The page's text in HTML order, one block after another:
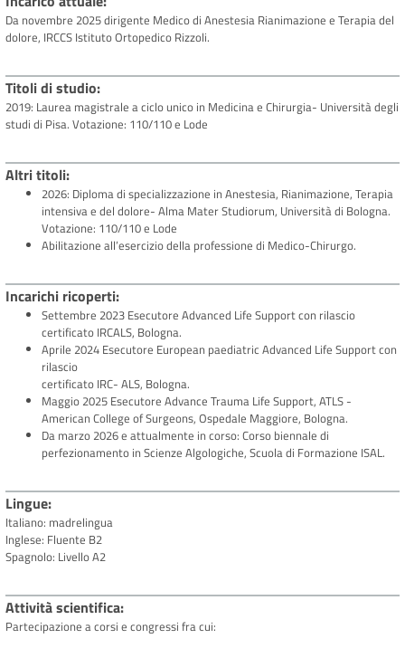
Da novembre 2025 dirigente Medico di Anestesia Rianimazione e Terapia del
dolore, IRCCS Istituto Ortopedico Rizzoli.
Titoli di studio
2019: Laurea magistrale a ciclo unico in Medicina e Chirurgia- Università degli
studi di Pisa. Votazione: 110/110 e Lode
Altri titoli
2026: Diploma di specializzazione in Anestesia, Rianimazione, Terapia
intensiva e del dolore- Alma Mater Studiorum, Università di Bologna.
Votazione: 110/110 e Lode
Abilitazione all’esercizio della professione di Medico-Chirurgo.
Incarichi ricoperti
Settembre 2023 Esecutore Advanced Life Support con rilascio
certificato IRCALS, Bologna.
Aprile 2024 Esecutore European paediatric Advanced Life Support con
rilascio
certificato IRC- ALS, Bologna.
Maggio 2025 Esecutore Advance Trauma Life Support, ATLS -
American College of Surgeons, Ospedale Maggiore, Bologna.
Da marzo 2026 e attualmente in corso: Corso biennale di
perfezionamento in Scienze Algologiche, Scuola di Formazione ISAL.
Lingue
Italiano: madrelingua
Inglese: Fluente B2
Spagnolo: Livello A2
Attività scientifica
Partecipazione a corsi e congressi fra cui: